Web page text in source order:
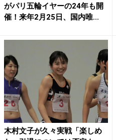
がパリ五輪イヤーの24年も開
催！来年2月25日、国内唯...
木村文子が久々実戦「楽しめ